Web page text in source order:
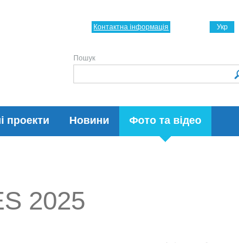
проекти Новини Фото та відео
Укр
Контактна інформація
Пошук
2025